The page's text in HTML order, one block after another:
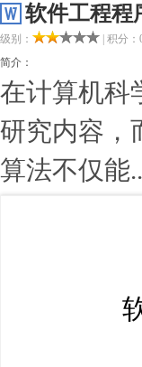
软件工程程
级别：
| 积分
简介：
在计算机科
研究内容，
算法不仅能..